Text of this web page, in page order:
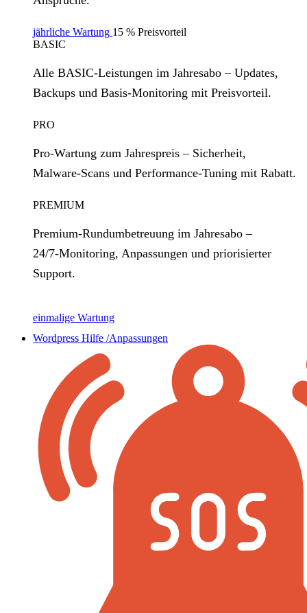
jährliche Wartung 15 % Preisvorteil
BASIC
Alle BASIC‑Leistungen im Jahresabo – Updates,
Backups und Basis‑Monitoring mit Preisvorteil.
PRO
Pro‑Wartung zum Jahrespreis – Sicherheit,
Malware‑Scans und Performance‑Tuning mit Rabatt.
PREMIUM
Premium‑Rundumbetreuung im Jahresabo –
24/7‑Monitoring, Anpassungen und priorisierter
Support.
einmalige Wartung
Wordpress Hilfe /Anpassungen